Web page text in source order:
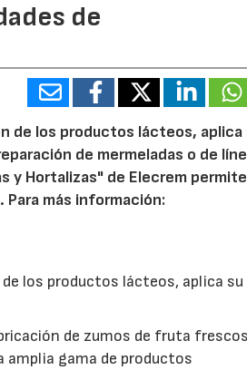
de
de los productos lácteos, aplica
de mermeladas o de
y Hortalizas" de Elecrem
más información:
los productos lácteos, aplica su
de zumos de fruta
gama de productos